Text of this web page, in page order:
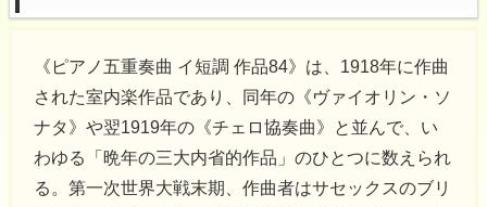
《ピアノ五重奏曲 イ短調 作品84》は、1918年に作曲
された室内楽作品であり、同年の《ヴァイオリン・ソ
ナタ》や翌1919年の《チェロ協奏曲》と並んで、い
わゆる「晩年の三大内省的作品」のひとつに数えられ
る。第一次世界大戦末期、作曲者はサセックスのブリ